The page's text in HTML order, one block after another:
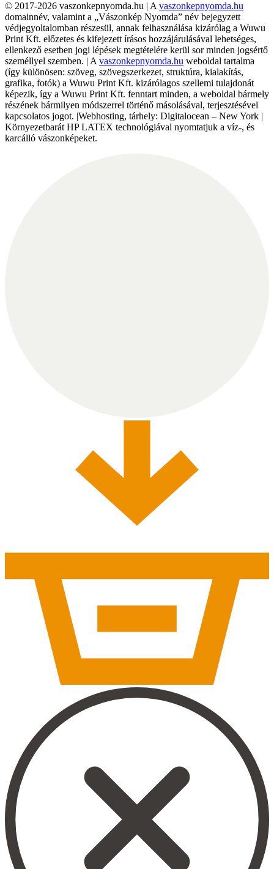
© 2017-2026 vaszonkepnyomda.hu | A vaszonkepnyomda.hu
domainnév, valamint a „Vászonkép Nyomda” név bejegyzett
védjegyoltalomban részesül, annak felhasználása kizárólag a Wuwu
Print Kft. előzetes és kifejezett írásos hozzájárulásával lehetséges,
ellenkező esetben jogi lépések megtételére kerül sor minden jogsértő
személlyel szemben. | A vaszonkepnyomda.hu weboldal tartalma
(így különösen: szöveg, szövegszerkezet, struktúra, kialakítás,
grafika, fotók) a Wuwu Print Kft. kizárólagos szellemi tulajdonát
képezik, így a Wuwu Print Kft. fenntart minden, a weboldal bármely
részének bármilyen módszerrel történő másolásával, terjesztésével
kapcsolatos jogot. |Webhosting, tárhely: Digitalocean – New York |
Környezetbarát HP LATEX technológiával nyomtatjuk a víz-, és
karcálló vászonképeket.